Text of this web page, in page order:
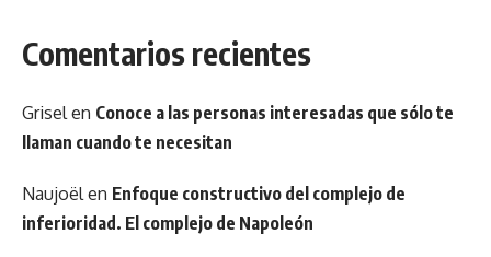
Comentarios recientes
Grisel en Conoce a las personas interesadas que sólo te
llaman cuando te necesitan
Naujoël en Enfoque constructivo del complejo de
inferioridad. El complejo de Napoleón